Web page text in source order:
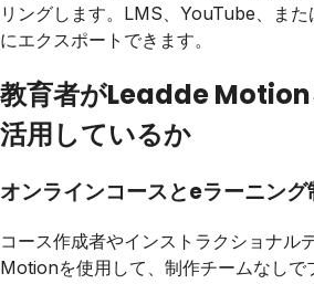
リングします。LMS、YouTube、ま
にエクスポートできます。
教育者がLeadde Motion
活用しているか
オンラインコースとeラーニング
コース作成者やインストラクショナル
Motionを使用して、制作チームなしで